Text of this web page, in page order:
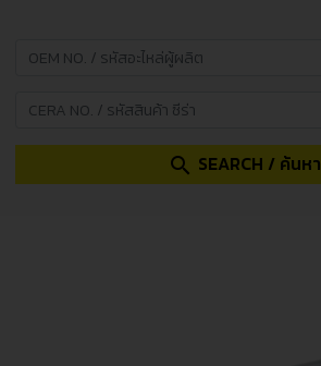
search SEARCH / ค้นหา